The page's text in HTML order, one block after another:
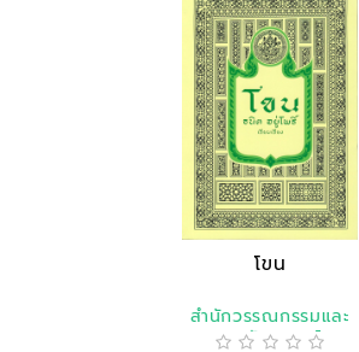
โขน
สำนักวรรณกรรมและ
ประวัติศาสตร์